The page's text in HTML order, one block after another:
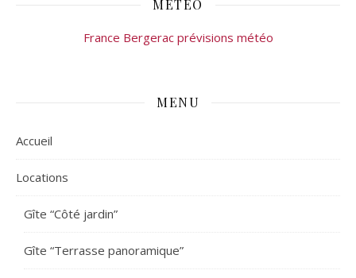
MÉTÉO
France Bergerac prévisions météo
MENU
Accueil
Locations
Gîte “Côté jardin”
Gîte “Terrasse panoramique”